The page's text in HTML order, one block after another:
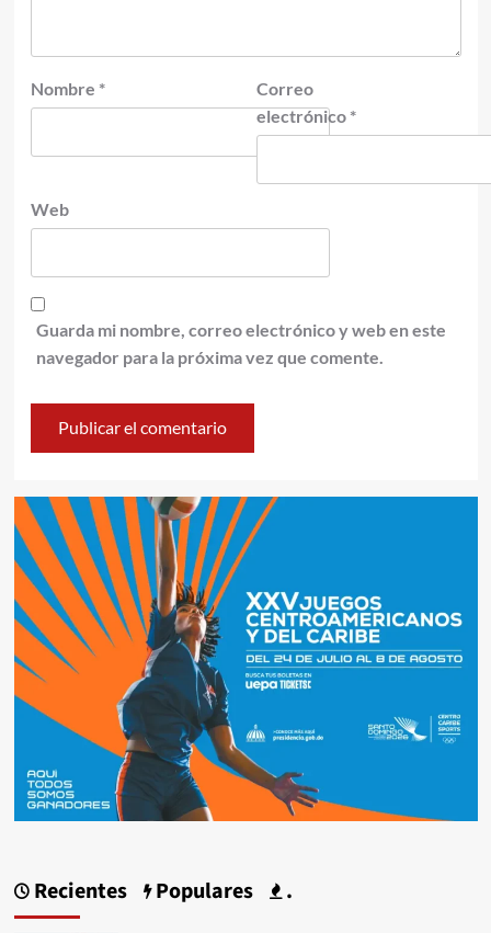
Nombre *
Correo
electrónico *
Web
Guarda mi nombre, correo electrónico y web en este
navegador para la próxima vez que comente.
Recientes Populares .